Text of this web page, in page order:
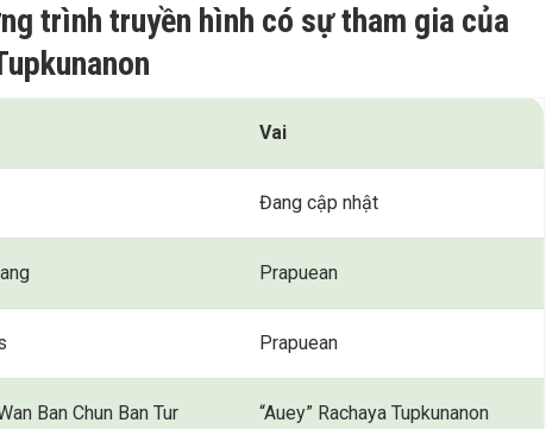
trình truyền hình có sự tham gia của
Vai
Đang cập nhật
Prapuean
Prapuean
Ban Chun Ban Tur “Auey” Rachaya Tupkunanon